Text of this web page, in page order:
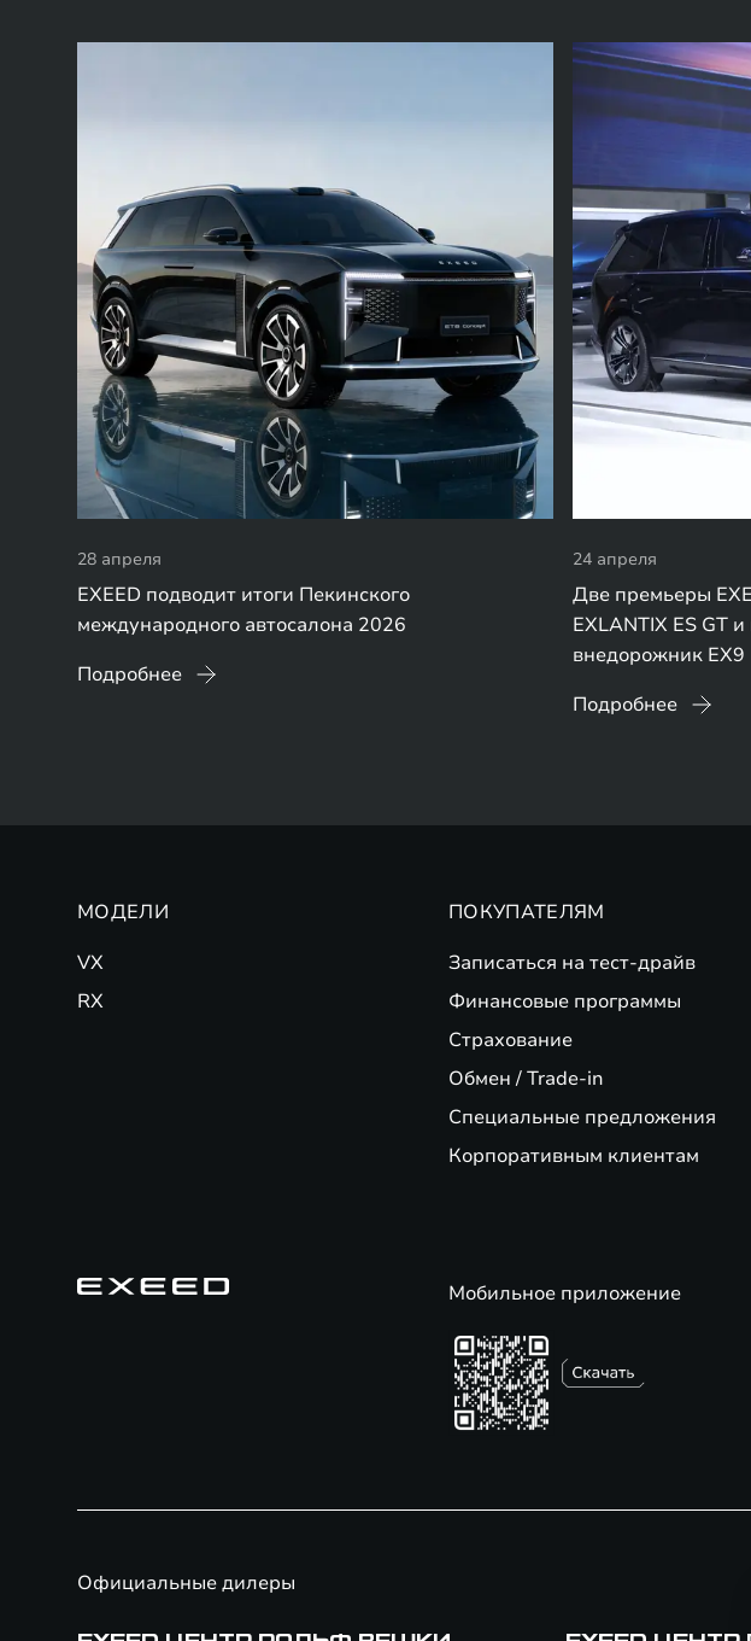
28 апреля
EXEED подводит итоги Пекинского
международного автосалона 2026
Подробнее
24 апреля
Две премьеры
EXLANTIX ES GT
внедорожник EX9
Подробнее
МОДЕЛИ
VX
RX
ПОКУПАТЕЛЯМ
Записаться на тест-драйв
Финансовые программы
Страхование
Обмен / Trade-in
Специальные предложения
Корпоративным клиентам
Мобильное приложение
Официальные дилеры